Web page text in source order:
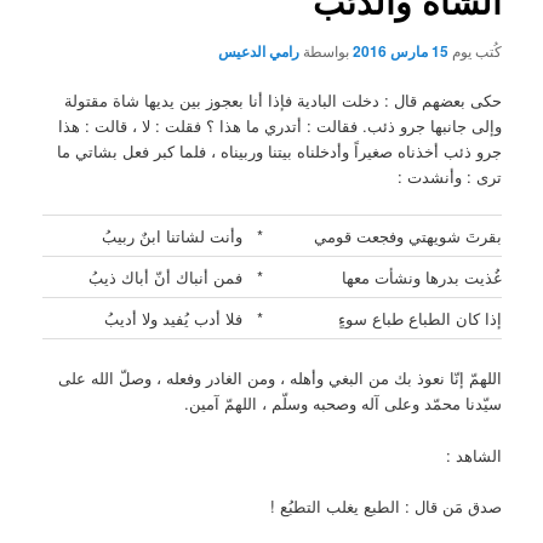
كُتب يوم15 مارس 2016 بواسطةرامي الدعيس
حكى بعضهم قال : دخلت البادية فإذا أنا بعجوز بين يديها شاة مقتولة
وإلى جانبها جرو ذئب. فقالت : أتدري ما هذا ؟ فقلت : لا ، قالت : هذا
جرو ذئب أخذناه صغيراً وأدخلناه بيتنا وربيناه ، فلما كبر فعل بشاتي ما
ترى : وأنشدت :
بقرتَ شويهتي وفجعت قومي *
وأنت لشاتنا ابنٌ ربيبُ
غُذيت بدرها ونشأت معها
*
فمن أنباك أنّ أباك ذيبُ
إذا كان الطباع طباع سوءٍ
* فلا أدب يُفيد ولا أديبُ
اللهمّ إنّا نعوذ بك من البغي وأهله ، ومن الغادر وفعله ، وصلّ الله على
سيّدنا محمّد وعلى آله وصحبه وسلّم ، اللهمّ آمين.
الشاهد :
صدق مَن قال : الطبع يغلب التطبُع !